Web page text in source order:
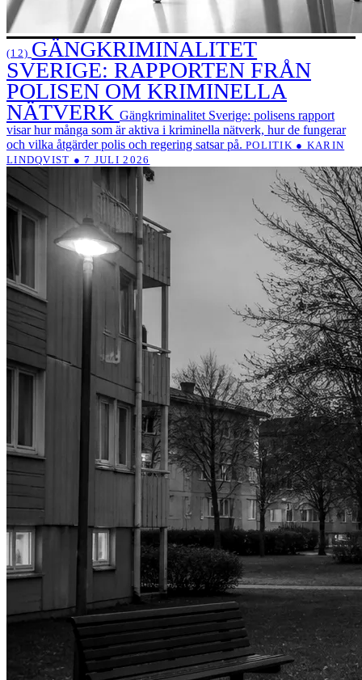
(12) GÄNGKRIMINALITET
SVERIGE: RAPPORTEN FRÅN
POLISEN OM KRIMINELLA
NÄTVERK Gängkriminalitet Sverige: polisens rapport
visar hur många som är aktiva i kriminella nätverk, hur de fungerar
och vilka åtgärder polis och regering satsar på. POLITIK ● KARIN
LINDQVIST ● 7 JULI 2026